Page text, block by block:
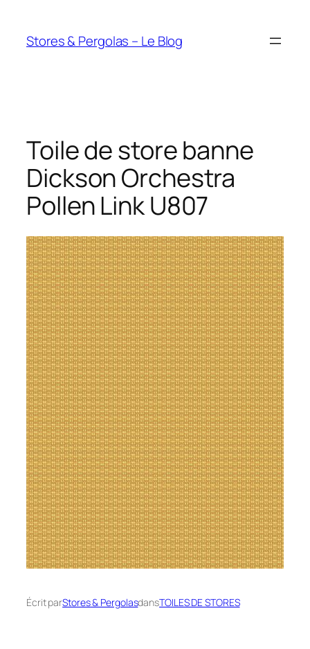
contenu
Stores & Pergolas – Le Blog
Toile de store banne
Dickson Orchestra
Pollen Link U807
Écrit parStores & PergolasdansTOILES DE STORES